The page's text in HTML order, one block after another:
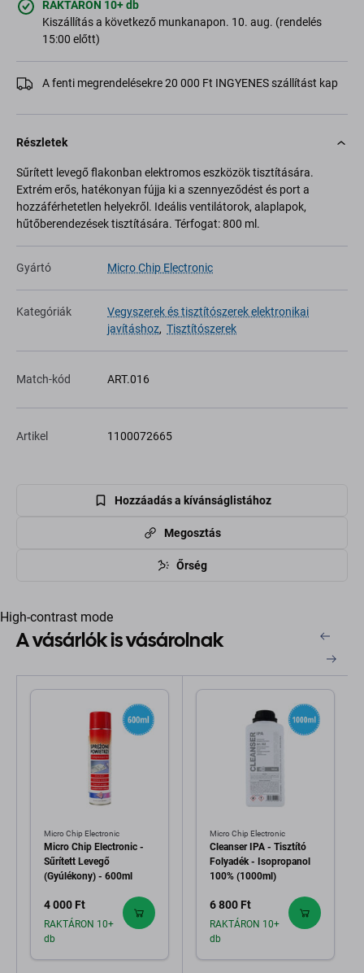
RAKTÁRON 10+ db
Kiszállítás a következő munkanapon. 10. aug. (rendelés
15:00 előtt)
A fenti megrendelésekre 20 000 Ft INGYENES szállítást kap
Részletek
Sűrített levegő flakonban elektromos eszközök tisztítására.
Extrém erős, hatékonyan fújja ki a szennyeződést és port a
hozzáférhetetlen helyekről. Ideális ventilátorok, alaplapok,
hűtőberendezések tisztítására. Térfogat: 800 ml.
Gyártó Micro Chip Electronic
Kategóriák
Vegyszerek és tisztítószerek elektronikai
javításhoz, Tisztítószerek
Match-kód ART.016
Artikel 1100072665
Hozzáadás a kívánságlistához
Megosztás
Őrség
High-contrast mode
A vásárlók is vásárolnak
Micro Chip Electronic
Micro Chip Electronic -
Sűrített Levegő
(Gyúlékony) - 600ml
4 000 Ft
RAKTÁRON 10+
db
Micro Chip Electronic
Cleanser IPA - Tisztító
Folyadék - Isopropanol
100% (1000ml)
6 800 Ft
RAKTÁRON 10+
db